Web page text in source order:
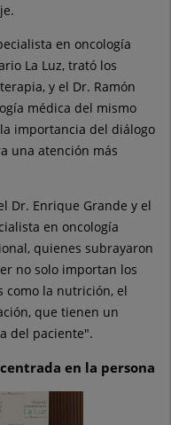
en oncología
La Luz, trató los
y el Dr. Ramón
médica del mismo
importancia del diálogo
una atención más
Dr. Enrique Grande y el
en oncología
quienes subrayaron
no solo importan los
como la nutrición, el
que tienen un
del paciente".
en la persona